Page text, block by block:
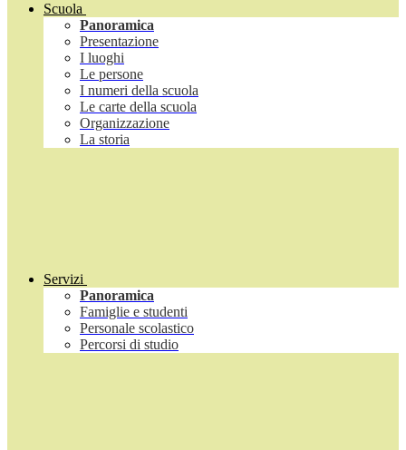
Scuola
Panoramica
Presentazione
I luoghi
Le persone
I numeri della scuola
Le carte della scuola
Organizzazione
La storia
Servizi
Panoramica
Famiglie e studenti
Personale scolastico
Percorsi di studio